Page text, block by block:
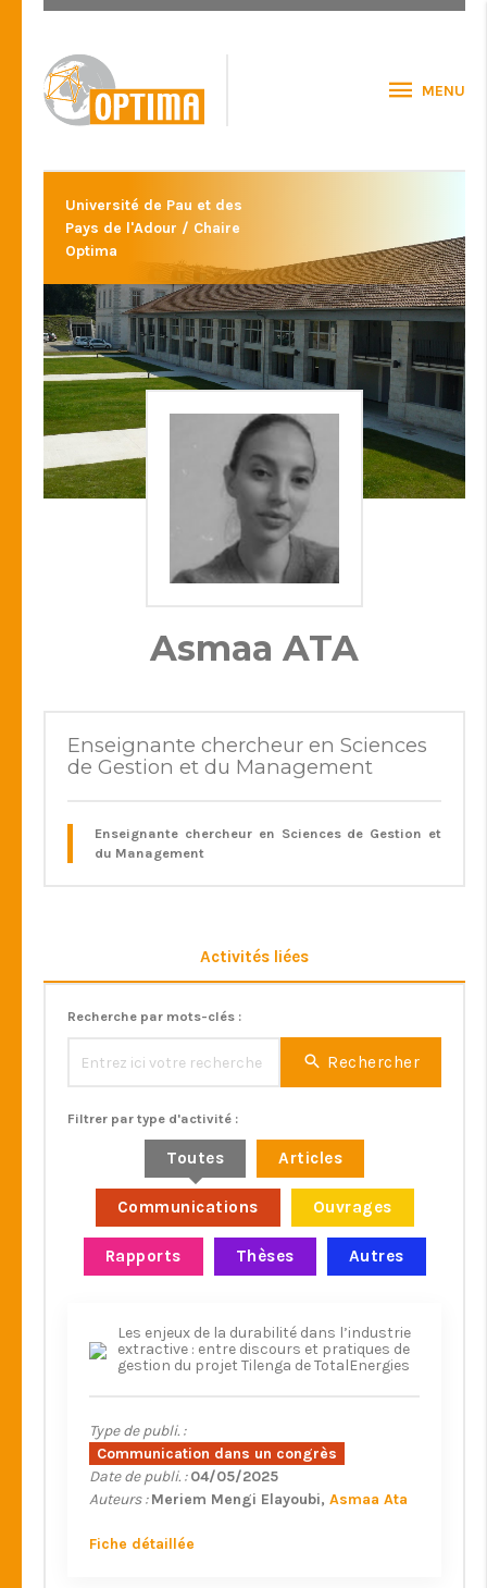
MENU
Université de Pau et des
Pays de l'Adour / Chaire
Optima
Asmaa ATA
Enseignante chercheur en Sciences
de Gestion et du Management
Enseignante chercheur en Sciences de Gestion et
du Management
Activités liées
Recherche par mots-clés :
Rechercher
Filtrer par type d'activité :
Toutes Articles
Communications Ouvrages
Rapports Thèses Autres
Les enjeux de la durabilité dans l’industrie
extractive : entre discours et pratiques de
gestion du projet Tilenga de TotalEnergies
Type de publi. :
Communication dans un congrès
Date de publi. : 04/05/2025
Auteurs : Meriem Mengi Elayoubi Asmaa Ata
Fiche détaillée